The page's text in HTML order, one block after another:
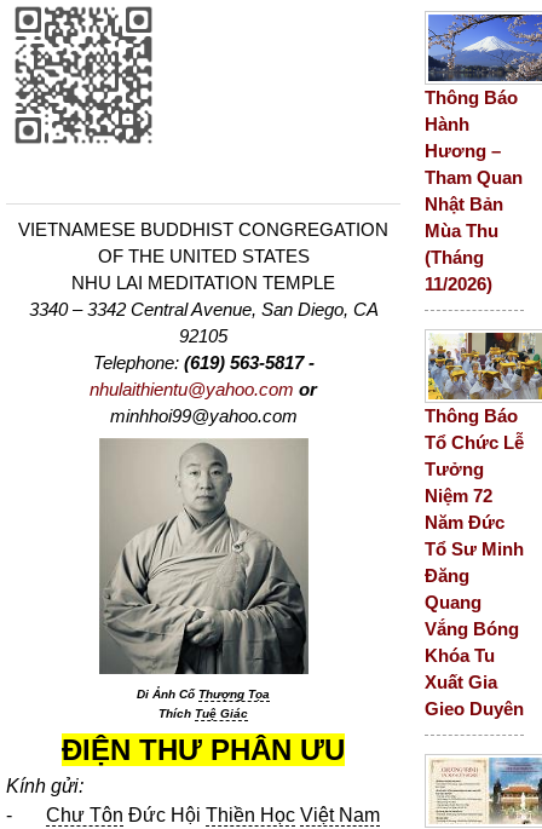
VIETNAMESE BUDDHIST CONGREGATION
OF THE UNITED STATES
NHU LAI MEDITATION TEMPLE
3340 – 3342 Central Avenue, San Diego, CA
92105
Telephone: (619) 563-5817 -
nhulaithientu@yahoo.com or
minhhoi99@yahoo.com
Di Ảnh CốThượng Tọa
Thích Tuệ Giác
ĐIỆN THƯ PHÂN ƯU
Kính gửi:
- Chư Tôn Đức Hội Thiền Học Việt Nam
Thông Báo
Hành
Hương –
Tham Quan
Nhật Bản
Mùa Thu
(Tháng
11/2026)
Thông Báo
Tổ Chức Lễ
Tưởng
Niệm 72
Năm Đức
Tổ Sư Minh
Đăng
Quang
Vắng Bóng
Khóa Tu
Xuất Gia
Gieo Duyên